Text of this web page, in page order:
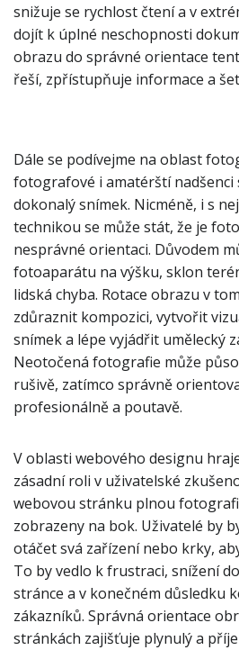
snižuje se rychlost čtení a v
dojít k úplné neschopnosti
obrazu do správné orientace
řeší, zpřístupňuje informace a
Dále se podívejme na oblast
fotografové i amatérští nadšenci
dokonalý snímek. Nicméně, i s
technikou se může stát, že je
nesprávné orientaci. Důvodem
fotoaparátu na výšku, sklon
lidská chyba. Rotace obrazu v
zdůraznit kompozici, vytvořit
snímek a lépe vyjádřit umělecký
Neotočená fotografie může
rušivě, zatímco správně
profesionálně a poutavě.
V oblasti webového designu
zásadní roli v uživatelské
webovou stránku plnou
zobrazeny na bok. Uživatelé by
otáčet svá zařízení nebo krky,
To by vedlo k frustraci, snížení
stránce a v konečném důsledku
zákazníků. Správná orientace
stránkách zajišťuje plynulý a